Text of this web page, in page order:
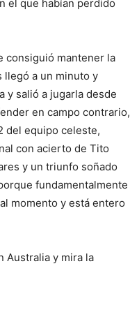
el que habían perdido
consiguió mantener la
llegó a un minuto y
y salió a jugarla desde
en campo contrario,
del equipo celeste,
con acierto de Tito
y un triunfo soñado
fundamentalmente
momento y está entero
Australia y mira la